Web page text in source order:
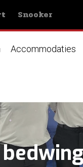
Snooker
Accommodaties